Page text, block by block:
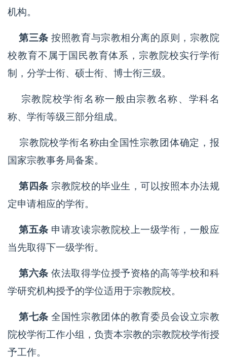
机构。
第三条 按照教育与宗教相分离的原则，宗教院
校教育不属于国民教育体系，宗教院校实行学衔
制，分学士衔、硕士衔、博士衔三级。
宗教院校学衔名称一般由宗教名称、学科名
称、学衔等级三部分组成。
宗教院校学衔名称由全国性宗教团体确定，报
国家宗教事务局备案。
第四条 宗教院校的毕业生，可以按照本办法规
定申请相应的学衔。
第五条 申请攻读宗教院校上一级学衔，一般应
当先取得下一级学衔。
第六条 依法取得学位授予资格的高等学校和科
学研究机构授予的学位适用于宗教院校。
第七条 全国性宗教团体的教育委员会设立宗教
院校学衔工作小组，负责本宗教的宗教院校学衔授
予工作。